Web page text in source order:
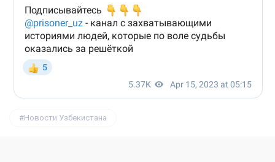
Новости Узбекистана